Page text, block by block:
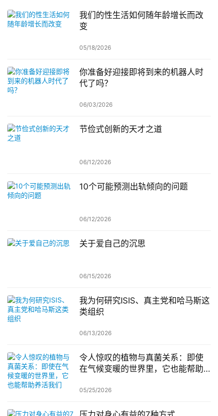
我们的性生活如何随年龄增长而改
变
05/18/2026
你准备好迎接即将到来的机器人时
代了吗？
06/03/2026
节俭式创新的天才之道
06/12/2026
10个可能预测出轨倾向的问题
06/12/2026
关于爱自己的沉思
06/15/2026
我为何研究ISIS、真主党和哈马斯这
类组织
06/13/2026
令人惊叹的植物与真菌关系：即使
在气候变暖的世界里，它也能帮助
05/25/2026